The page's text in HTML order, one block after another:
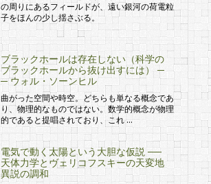
の周りにあるフィールドが、遠い銀河の荷電粒
子をほんの少し揺さぶる。
ブラックホールは存在しない（科学の
ブラックホールから抜け出すには） ─
─ ウォル・ソーンヒル
曲がった空間や時空。どちらも単なる概念であ
り、物理的なものではない。数学的概念が物理
的であると提唱されており、これ …
電気で動く太陽という大胆な仮説 ──
天体力学とヴェリコフスキーの天変地
異説の調和